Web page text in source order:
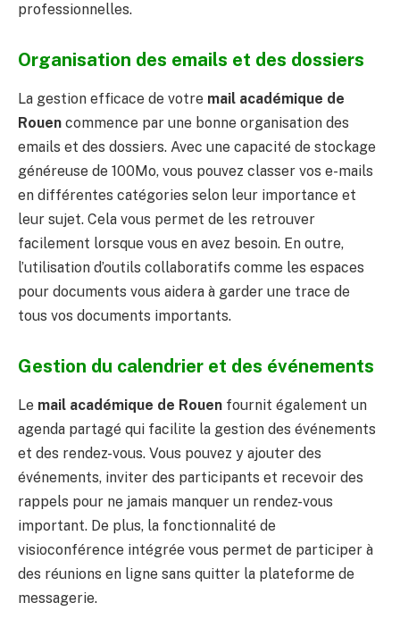
professionnelles.
Organisation des emails et des dossiers
La gestion efficace de votre mail académique de
Rouen commence par une bonne organisation des
emails et des dossiers. Avec une capacité de stockage
généreuse de 100Mo, vous pouvez classer vos e-mails
en différentes catégories selon leur importance et
leur sujet. Cela vous permet de les retrouver
facilement lorsque vous en avez besoin. En outre,
l’utilisation d’outils collaboratifs comme les espaces
pour documents vous aidera à garder une trace de
tous vos documents importants.
Gestion du calendrier et des événements
Le mail académique de Rouen fournit également un
agenda partagé qui facilite la gestion des événements
et des rendez-vous. Vous pouvez y ajouter des
événements, inviter des participants et recevoir des
rappels pour ne jamais manquer un rendez-vous
important. De plus, la fonctionnalité de
visioconférence intégrée vous permet de participer à
des réunions en ligne sans quitter la plateforme de
messagerie.